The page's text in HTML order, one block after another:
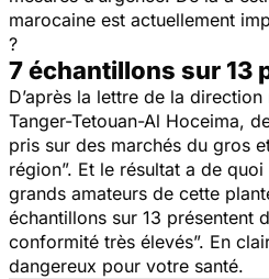
marocaine est actuellement
?
7 échantillons sur 13
D’après la lettre de la direction
Tanger-Tetouan-Al Hoceima,
pris sur des marchés du gros
région”. Et le résultat a de
grands amateurs de cette
échantillons sur 13 présentent
conformité très élevés”. En
dangereux pour votre santé.